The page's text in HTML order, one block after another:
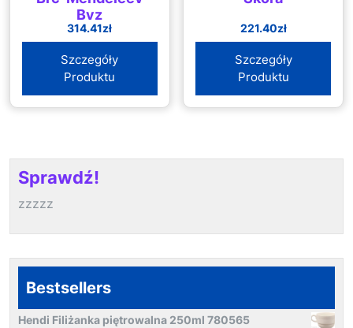
Byz
314.41zł
Szczegóły
Produktu
221.40zł
Szczegóły
Produktu
Sprawdź!
zzzzz
Bestsellers
Hendi Filiżanka piętrowalna 250ml 780565